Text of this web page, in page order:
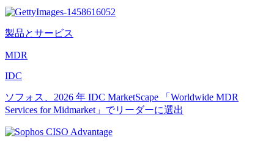
製品とサービス
MDR
IDC
ソフォス、2026 年 IDC MarketScape 「Worldwide MDR
Services for Midmarket」でリーダーに選出